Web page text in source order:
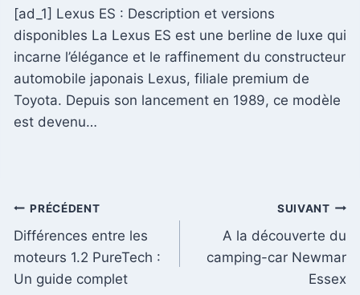
[ad_1] Lexus ES : Description et versions
disponibles La Lexus ES est une berline de luxe qui
incarne l’élégance et le raffinement du constructeur
automobile japonais Lexus, filiale premium de
Toyota. Depuis son lancement en 1989, ce modèle
est devenu…
Navigation
de
l’article
PRÉCÉDENT
Différences entre les
moteurs 1.2 PureTech :
Un guide complet
SUIVANT
A la découverte du
camping-car Newmar
Essex